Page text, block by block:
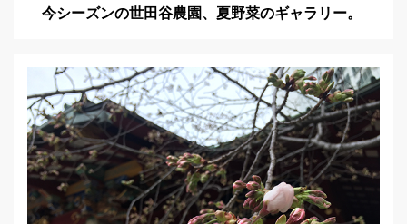
今シーズンの世田谷農園、夏野菜のギャラリー。